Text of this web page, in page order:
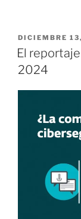
PUBLICADO
EL
DICIEMBRE
El
2024